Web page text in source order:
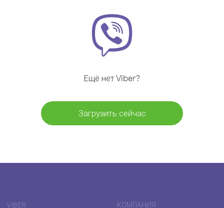
Ещё нет Viber?
Загрузить сейчас
VIBER КОМПАНИЯ